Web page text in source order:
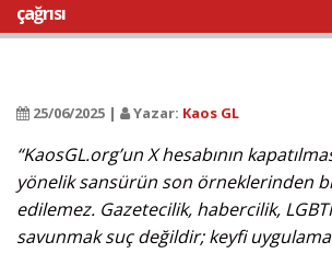
çağrısı
25/06/2025 | Yazar: Kaos GL
“KaosGL.org’un X hesabının
yönelik sansürün son örneklerinden
edilemez. Gazetecilik, habercilik,
savunmak suç değildir; keyfi